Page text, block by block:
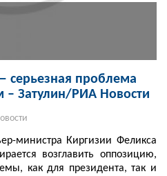
серьезная проблема
– Затулин/РИА Новости
министра Киргизии Феликса
возглавить оппозицию,
как для президента, так и